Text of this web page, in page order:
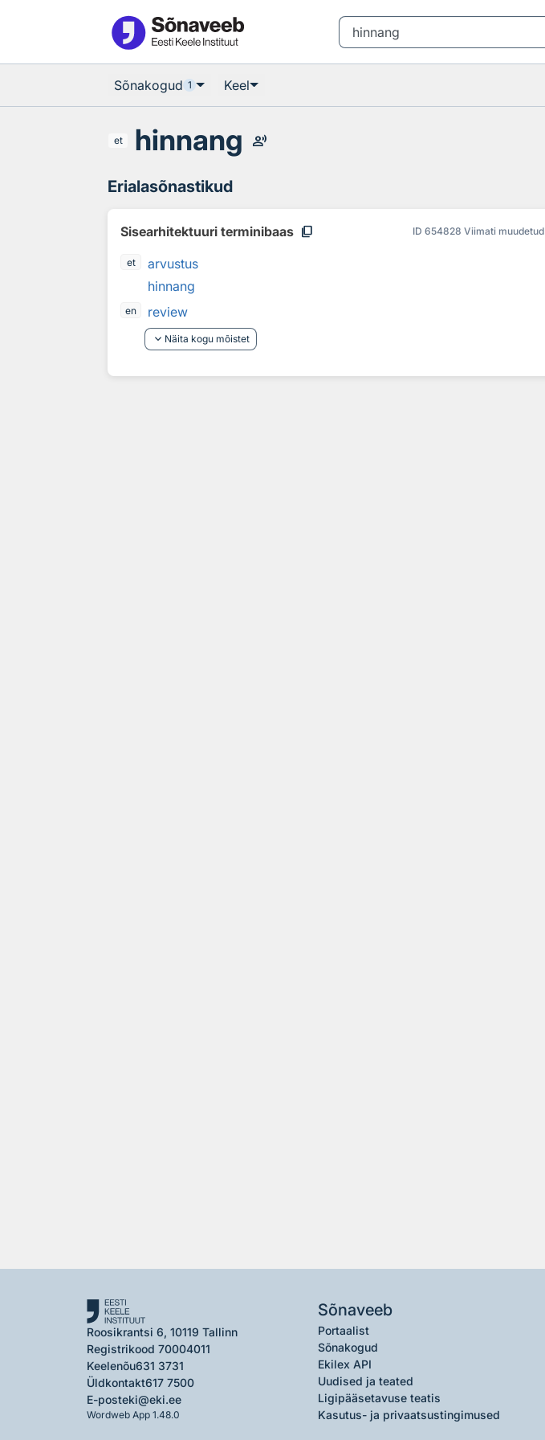
Sõnakogud 1 Keel
et hinnang record_voice_over
Erialasõnastikud
Sisearhitektuuri terminibaas content_copy ID 654828 Viimati muudetud
et
arvustus
hinnang
en
review
keyboard_arrow_down Näita kogu mõistet
Roosikrantsi 6, 10119 Tallinn
Registrikood 70004011
Keelenõu631 3731
Üldkontakt617 7500
E-posteki@eki.ee
Wordweb App 1.48.0
Sõnaveeb
Portaalist
Sõnakogud
Ekilex API
Uudised ja teated
Ligipääsetavuse teatis
Kasutus- ja privaatsustingimused